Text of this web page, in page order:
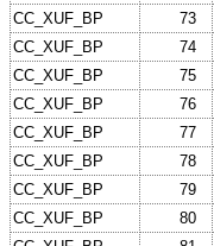
CC_XUF_BP
73
CC_XUF_BP
74
CC_XUF_BP
75
CC_XUF_BP
76
CC_XUF_BP
77
CC_XUF_BP
78
CC_XUF_BP
79
CC_XUF_BP
80